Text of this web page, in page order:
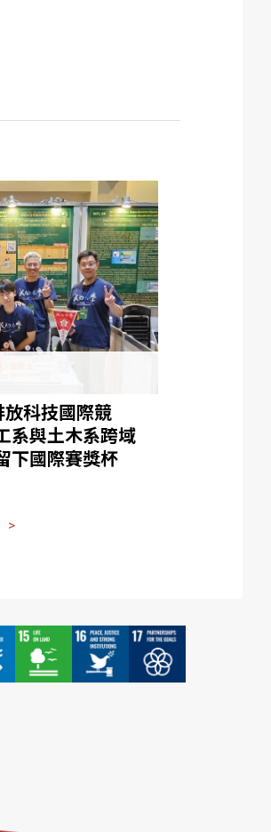
科技國際競
與土木系跨域
下國際賽獎杯